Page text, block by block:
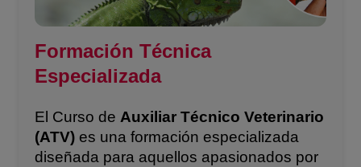
Formación Técnica
Especializada
El Curso de Auxiliar Técnico Veterinario
(ATV) es una formación especializada
diseñada para aquellos apasionados por